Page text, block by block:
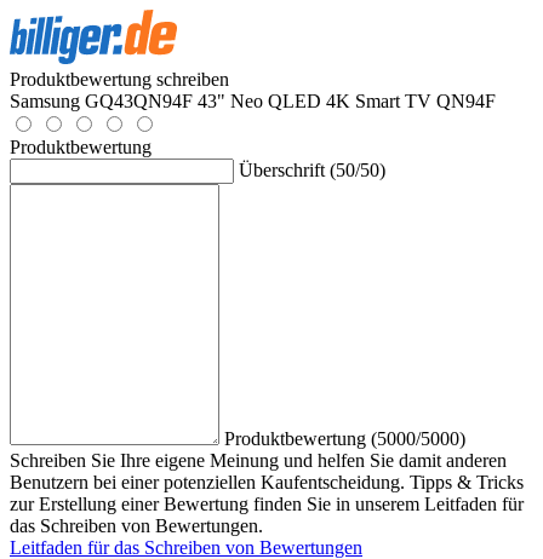
Produktbewertung schreiben
Samsung GQ43QN94F 43" Neo QLED 4K Smart TV QN94F
Produktbewertung
Überschrift (50/50)
Produktbewertung (5000/5000)
Schreiben Sie Ihre eigene Meinung und helfen Sie damit anderen
Benutzern bei einer potenziellen Kaufentscheidung. Tipps & Tricks
zur Erstellung einer Bewertung finden Sie in unserem Leitfaden für
das Schreiben von Bewertungen.
Leitfaden für das Schreiben von Bewertungen